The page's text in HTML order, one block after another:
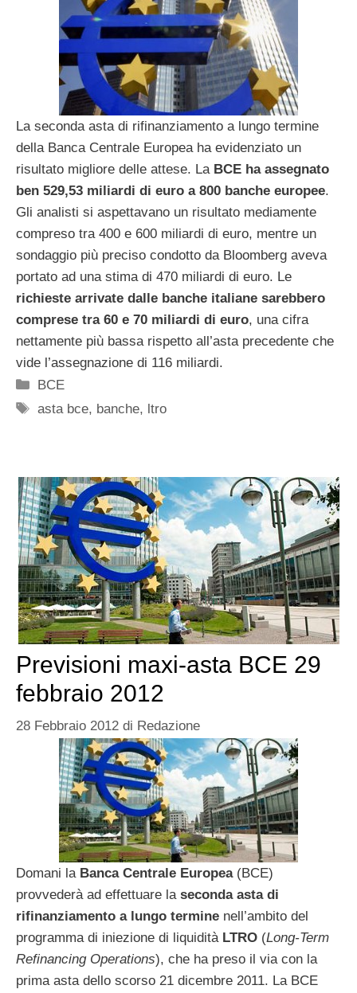
La seconda asta di rifinanziamento a lungo termine
della Banca Centrale Europea ha evidenziato un
risultato migliore delle attese. La BCE ha assegnato
ben 529,53 miliardi di euro a 800 banche europee.
Gli analisti si aspettavano un risultato mediamente
compreso tra 400 e 600 miliardi di euro, mentre un
sondaggio più preciso condotto da Bloomberg aveva
portato ad una stima di 470 miliardi di euro. Le
richieste arrivate dalle banche italiane sarebbero
comprese tra 60 e 70 miliardi di euro, una cifra
nettamente più bassa rispetto all’asta precedente che
vide l’assegnazione di 116 miliardi.
Categorie
BCE
Tag
asta bce, banche, ltro
Previsioni maxi-asta BCE 29
febbraio 2012
28 Febbraio 2012 di Redazione
Domani la Banca Centrale Europea(BCE)
provvederà ad effettuare la seconda asta di
rifinanziamento a lungo termine nell’ambito del
programma di iniezione di liquidità LTRO (Long-Term
Refinancing Operations), che ha preso il via con la
prima asta dello scorso 21 dicembre 2011. La BCE